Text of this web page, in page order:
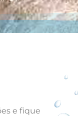
e fique